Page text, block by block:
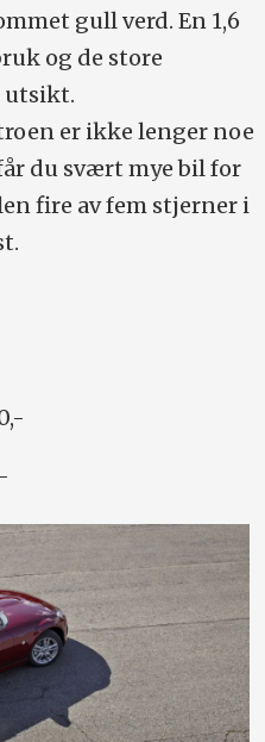
gull verd. En 1,6
og de store
utsikt.
er ikke lenger noe
du svært mye bil for
fire av fem stjerner i